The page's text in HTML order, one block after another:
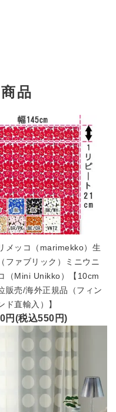
品
メッコ（marimekko）生
ファブリック）ミニウニ
（Mini Unikko）【10cm
販売/海外正規品（フィン
ド直輸入）】
円(税込550円)